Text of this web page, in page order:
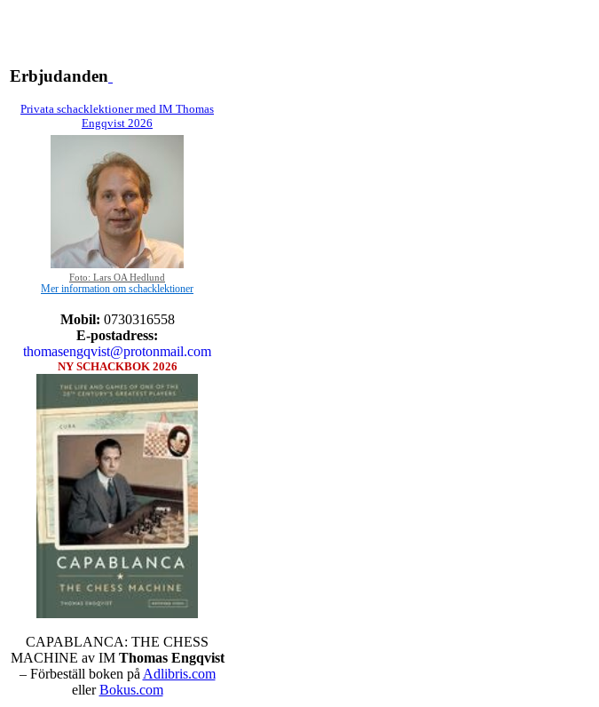
Erbjudanden
Privata schacklektioner med IM Thomas
Engqvist 2026
Foto: Lars OA Hedlund
Mer information om schacklektioner
Mobil: 0730316558
E-postadress:
thomasengqvist@protonmail.com
NY SCHACKBOK 2026
CAPABLANCA: THE CHESS
MACHINE av IM Thomas Engqvist
– Förbeställ boken på Adlibris.com
ellerBokus.com